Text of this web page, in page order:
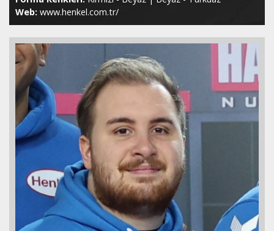
Web: www.henkel.com.tr/